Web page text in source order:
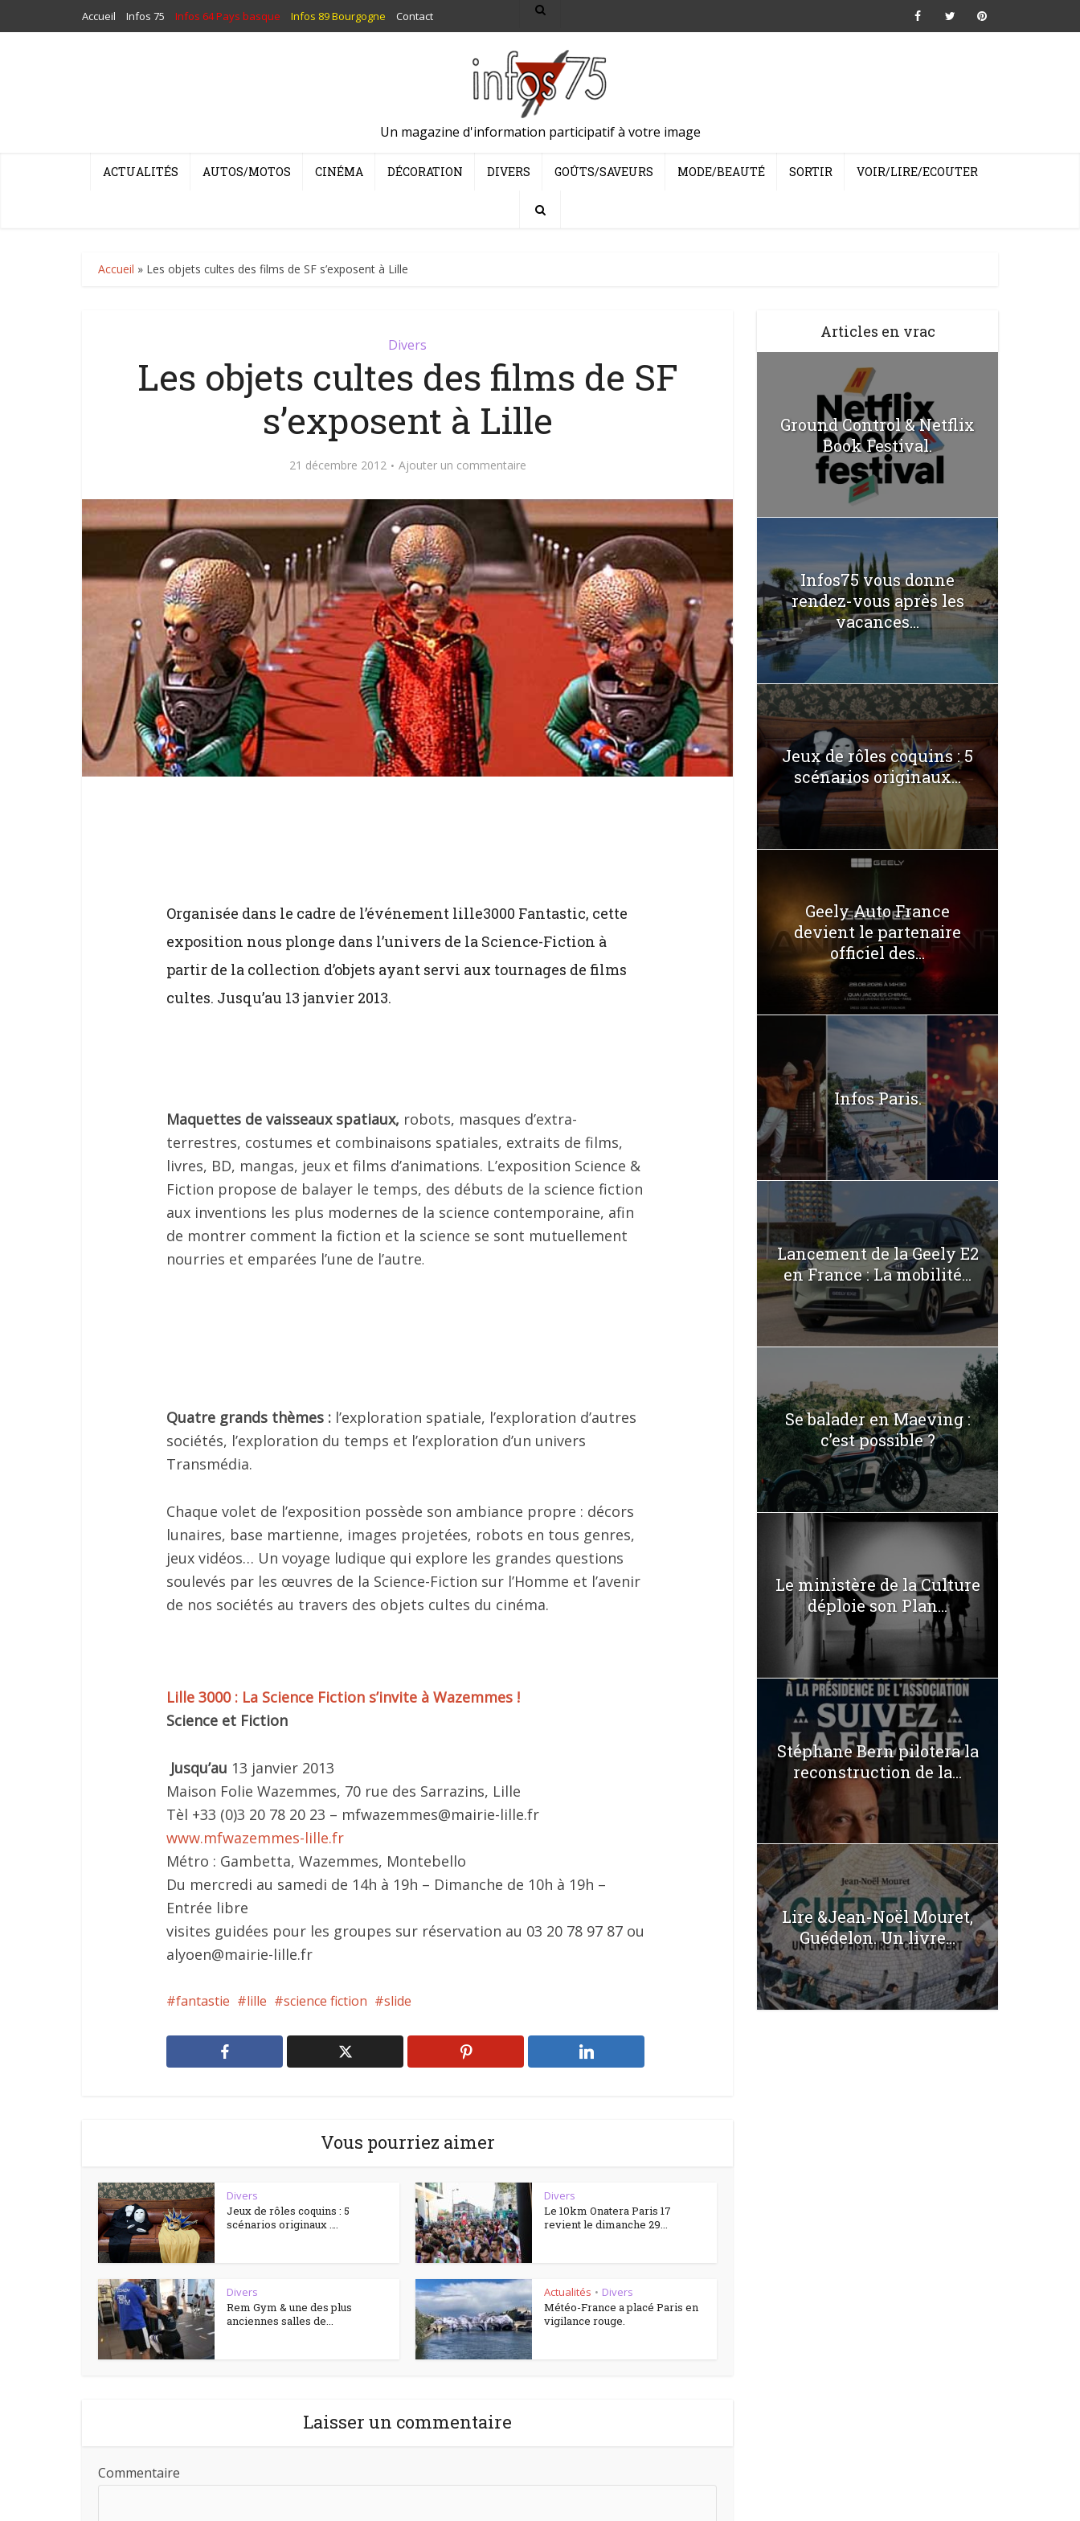
Accueil Infos 75 Infos 64 Pays basque Infos 89 Bourgogne Contact
Un magazine d'information participatif à votre image
ACTUALITÉS AUTOS/MOTOS CINÉMA DÉCORATION DIVERS GOÛTS/SAVEURS MODE/BEAUTÉ SORTIR VOIR/LIRE/ECOUTER
Accueil » Les objets cultes des films de SF s’exposent à Lille
Divers
Les objets cultes des films de SF
s’exposent à Lille
21 décembre 2012 Ajouter un commentaire
Organisée dans le cadre de l’événement lille3000 Fantastic, cette
exposition nous plonge dans l’univers de la Science-Fiction à
partir de la collection d’objets ayant servi aux tournages de films
cultes. Jusqu’au 13 janvier 2013.
Maquettes de vaisseaux spatiaux, robots, masques d’extra-
terrestres, costumes et combinaisons spatiales, extraits de films,
livres, BD, mangas, jeux et films d’animations. L’exposition Science &
Fiction propose de balayer le temps, des débuts de la science fiction
aux inventions les plus modernes de la science contemporaine, afin
de montrer comment la fiction et la science se sont mutuellement
nourries et emparées l’une de l’autre.
Quatre grands thèmes : l’exploration spatiale, l’exploration d’autres
sociétés, l’exploration du temps et l’exploration d’un univers
Transmédia.
Chaque volet de l’exposition possède son ambiance propre : décors
lunaires, base martienne, images projetées, robots en tous genres,
jeux vidéos… Un voyage ludique qui explore les grandes questions
soulevés par les œuvres de la Science-Fiction sur l’Homme et l’avenir
de nos sociétés au travers des objets cultes du cinéma.
Lille 3000 : La Science Fiction s’invite à Wazemmes !
Science et Fiction
Jusqu’au 13 janvier 2013
Maison Folie Wazemmes, 70 rue des Sarrazins, Lille
Tèl +33 (0)3 20 78 20 23 – mfwazemmes@mairie-lille.fr
www.mfwazemmes-lille.fr
Métro : Gambetta, Wazemmes, Montebello
Du mercredi au samedi de 14h à 19h – Dimanche de 10h à 19h –
Entrée libre
visites guidées pour les groupes sur réservation au 03 20 78 97 87 ou
alyoen@mairie-lille.fr
fantastie lille science fiction slide
Vous pourriez aimer
Divers
Jeux de rôles coquins : 5
scénarios originaux ….
Divers
Le 10km Onatera Paris 17
revient le dimanche 29...
Divers
Rem Gym & une des plus
anciennes salles de...
Actualités • Divers
Météo-France a placé Paris en
vigilance rouge.
Laisser un commentaire
Commentaire
Articles en vrac
Ground Control & Netflix
Book Festival.
Infos75 vous donne
rendez-vous après les
vacances...
Jeux de rôles coquins : 5
scénarios originaux...
Geely Auto France
devient le partenaire
officiel des...
Infos Paris.
Lancement de la Geely E2
en France : La mobilité...
Se balader en Maeving :
c’est possible ?
Le ministère de la Culture
déploie son Plan...
Stéphane Bern pilotera la
reconstruction de la...
Lire &Jean-Noël Mouret,
Guédelon. Un livre...